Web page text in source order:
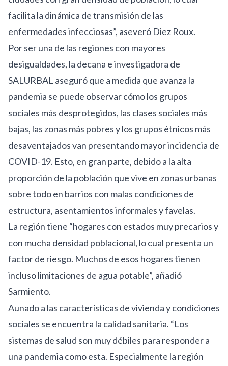
facilita la dinámica de transmisión de las
enfermedades infecciosas”, aseveró Diez Roux.
Por ser una de las regiones con mayores
desigualdades, la decana e investigadora de
SALURBAL aseguró que a medida que avanza la
pandemia se puede observar cómo los grupos
sociales más desprotegidos, las clases sociales más
bajas, las zonas más pobres y los grupos étnicos más
desaventajados van presentando mayor incidencia de
COVID-19. Esto, en gran parte, debido a la alta
proporción de la población que vive en zonas urbanas
sobre todo en barrios con malas condiciones de
estructura, asentamientos informales y favelas.
La región tiene “hogares con estados muy precarios y
con mucha densidad poblacional, lo cual presenta un
factor de riesgo. Muchos de esos hogares tienen
incluso limitaciones de agua potable”, añadió
Sarmiento.
Aunado a las características de vivienda y condiciones
sociales se encuentra la calidad sanitaria. “Los
sistemas de salud son muy débiles para responder a
una pandemia como esta. Especialmente la región